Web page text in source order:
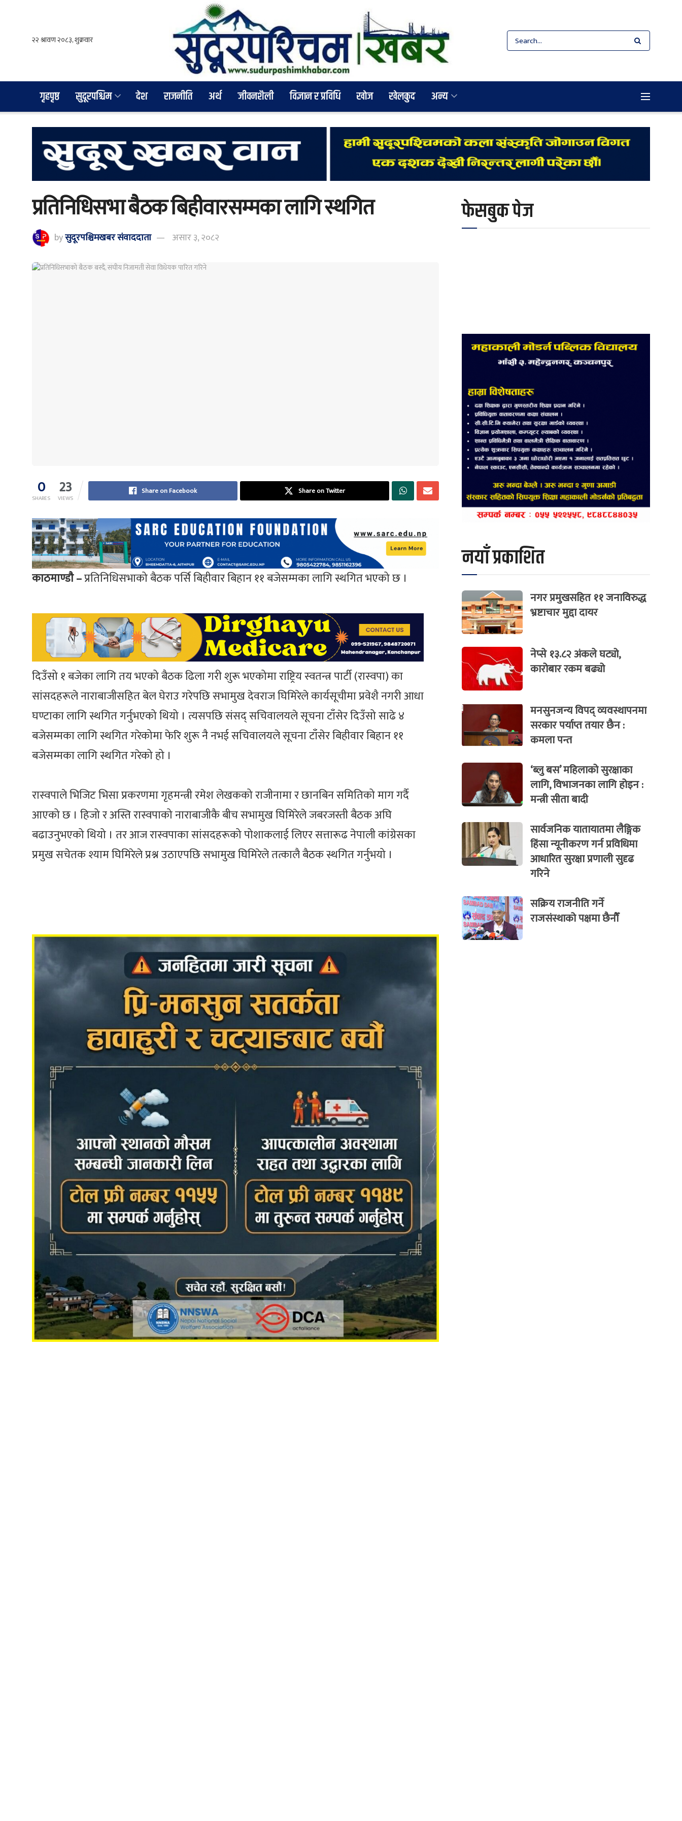
गृहपृष्ठ सुदूरपश्चिम देश राजनीति अर्थ जीवनशैली विज्ञान र प्रविधि खाेज खेलकुद अन्य
प्रतिनिधिसभा बैठक बिहीवारसम्मका लागि स्थगित
byसुदूरपश्चिमखबर संंवाददाता असार ३, २०८२
0
SHARES 23
VIEWS
Share on Facebook Share on Twitter
काठमाण्डाै –प्रतिनिधिसभाको बैठक पर्सि बिहीवार बिहान ११ बजेसम्मका लागि स्थगित भएको छ ।
दिउँसो १ बजेका लागि तय भएको बैठक ढिला गरी शुरू भएकोमा राष्ट्रिय स्वतन्त्र पार्टी (रास्वपा) का
सांसदहरूले नाराबाजीसहित बेल घेराउ गरेपछि सभामुख देवराज घिमिरेले कार्यसूचीमा प्रवेशै नगरी आधा
घण्टाका लागि स्थगित गर्नुभएको थियो । त्यसपछि संसद् सचिवालयले सूचना टाँसेर दिउँसो साढे ४
बजेसम्मका लागि स्थगित गरेकोमा फेरि शुरू नै नभई सचिवालयले सूचना टाँसेर बिहीवार बिहान ११
बजेसम्मका लागि स्थगित गरेको हो ।
रास्वपाले भिजिट भिसा प्रकरणमा गृहमन्त्री रमेश लेखकको राजीनामा र छानबिन समितिको माग गर्दै
आएको छ । हिजो र अस्ति रास्वपाको नाराबाजीकै बीच सभामुख घिमिरेले जबरजस्ती बैठक अघि
बढाउनुभएको थियो । तर आज रास्वपाका सांसदहरूको पोशाकलाई लिएर सत्तारूढ नेपाली कांग्रेसका
प्रमुख सचेतक श्याम घिमिरेले प्रश्न उठाएपछि सभामुख घिमिरेले तत्कालै बैठक स्थगित गर्नुभयो ।
फेसबुक पेज
नयाँ प्रकाशित
नगर प्रमुखसहित ११ जनाविरुद्ध
भ्रष्टाचार मुद्दा दायर
नेप्से १३.८२ अंकले घट्यो,
कारोबार रकम बढ्यो
मनसुनजन्य विपद् व्यवस्थापनमा
सरकार पर्याप्त तयार छैन :
कमला पन्त
‘ब्लु बस’ महिलाको सुरक्षाका
लागि, विभाजनका लागि होइन :
मन्त्री सीता बादी
सार्वजनिक यातायातमा लैङ्गिक
हिंसा न्यूनीकरण गर्न प्रविधिमा
आधारित सुरक्षा प्रणाली सुदृढ
गरिने
सक्रिय राजनीति गर्ने
राजसंस्थाको पक्षमा छैनौँ